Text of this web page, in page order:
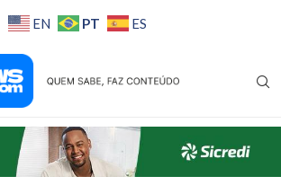
EN PT ES